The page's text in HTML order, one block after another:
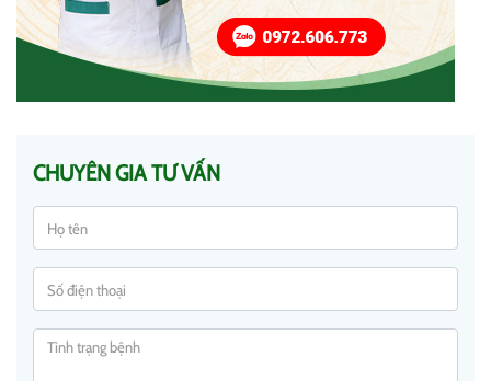
CHUYÊN GIA TƯ VẤN